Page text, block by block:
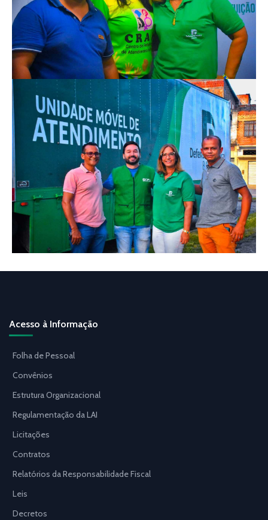
Acesso à Informação
Folha de Pessoal
Convênios
Estrutura Organizacional
Regulamentação da LAI
Licitações
Contratos
Relatórios da Responsabilidade Fiscal
Leis
Decretos